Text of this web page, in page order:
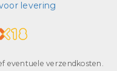
eventuele verzendkosten.